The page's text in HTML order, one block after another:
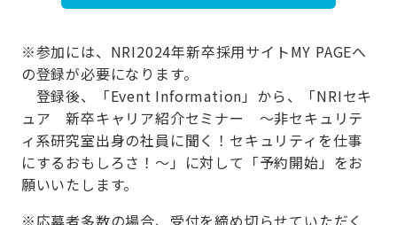
※参加には、NRI2024年新卒採用サイトMY PAGEへ
の登録が必要になります。
登録後、「Event Information」から、「NRIセキ
ュア 新卒キャリア紹介セミナー ～非セキュリテ
ィ系研究室出身の社員に聞く！セキュリティを仕事
にするおもしろさ！～」に対して「予約開始」をお
願いいたします。
※応募者多数の場合、受付を締め切らせていただく